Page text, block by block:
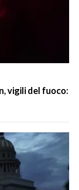
vigili del fuoco: